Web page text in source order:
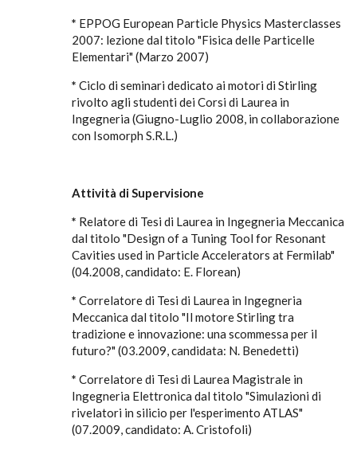
* EPPOG European Particle Physics Masterclasses
2007: lezione dal titolo "Fisica delle Particelle
Elementari" (Marzo 2007)
* Ciclo di seminari dedicato ai motori di Stirling
rivolto agli studenti dei Corsi di Laurea in
Ingegneria (Giugno-Luglio 2008, in collaborazione
con Isomorph S.R.L.)
Attività di Supervisione
* Relatore di Tesi di Laurea in Ingegneria Meccanica
dal titolo "Design of a Tuning Tool for Resonant
Cavities used in Particle Accelerators at Fermilab"
(04.2008, candidato: E. Florean)
* Correlatore di Tesi di Laurea in Ingegneria
Meccanica dal titolo "Il motore Stirling tra
tradizione e innovazione: una scommessa per il
futuro?" (03.2009, candidata: N. Benedetti)
* Correlatore di Tesi di Laurea Magistrale in
Ingegneria Elettronica dal titolo "Simulazioni di
rivelatori in silicio per l'esperimento ATLAS"
(07.2009, candidato: A. Cristofoli)